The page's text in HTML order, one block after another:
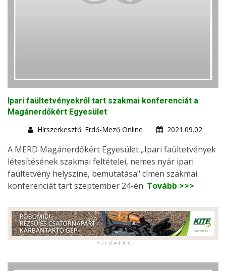
Ipari faültetvényekről tart szakmai konferenciát a
Magánerdőkért Egyesület
Hírszerkesztő: Erdő-Mező Online
2021.09.02.
A MERD Magánerdőkért Egyesület „Ipari faültetvények
létesítésének szakmai feltételei, nemes nyár ipari
faültetvény helyszíne, bemutatása" címen szakmai
konferenciát tart szeptember 24-én. Tovább >>>
h i r d e t é s